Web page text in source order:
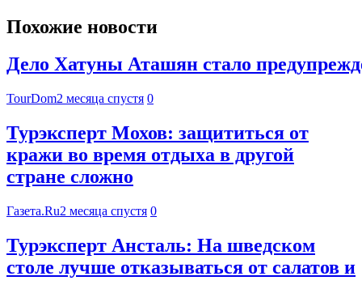
Похожие новости
Дело Хатуны Аташян стало
TourDom2 месяца спустя 0
Турэксперт Мохов: защититься от
кражи во время отдыха в другой
стране сложно
Газета.Ru2 месяца спустя 0
Турэксперт Ансталь: На шведском
столе лучше отказываться от салатов и